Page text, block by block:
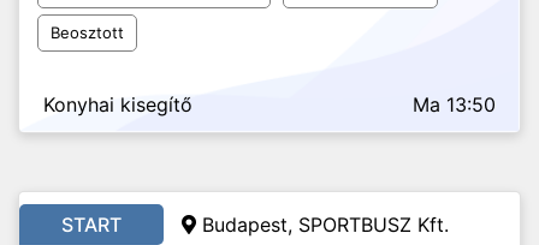
Beosztott
Konyhai kisegítő Ma 13:50
START Budapest, SPORTBUSZ Kft.